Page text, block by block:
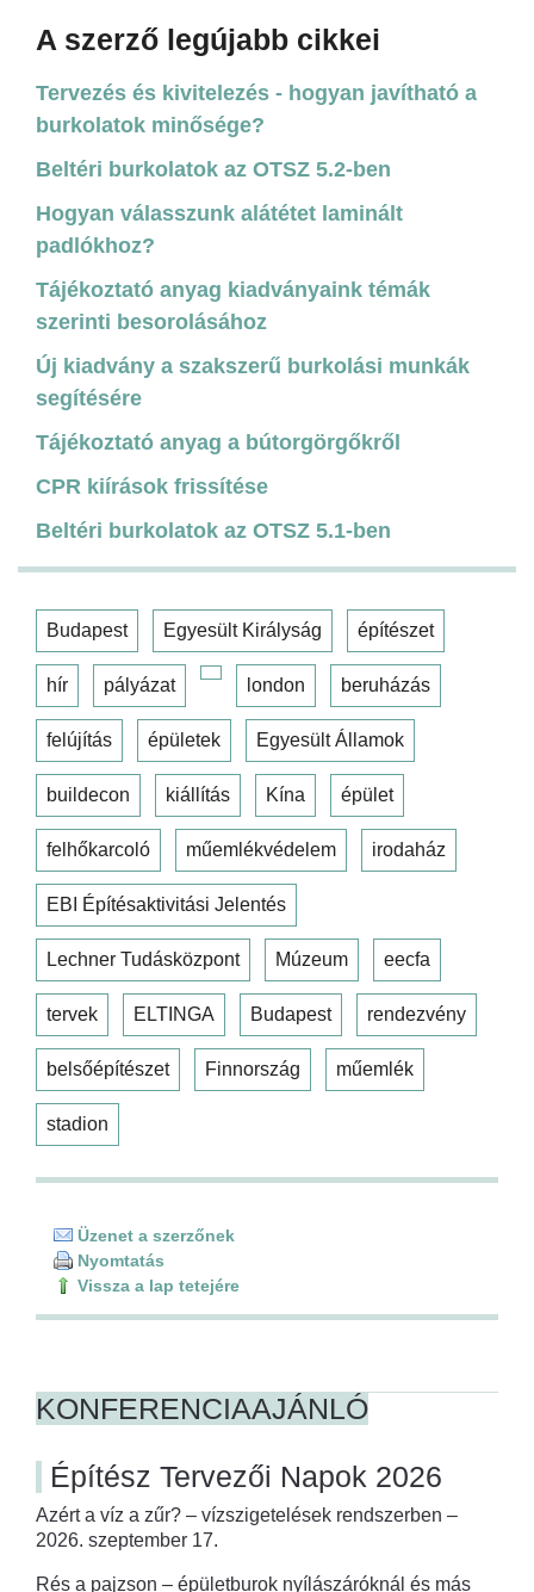
A szerző legújabb cikkei
Tervezés és kivitelezés - hogyan javítható a
burkolatok minősége?
Beltéri burkolatok az OTSZ 5.2-ben
Hogyan válasszunk alátétet laminált
padlókhoz?
Tájékoztató anyag kiadványaink témák
szerinti besorolásához
Új kiadvány a szakszerű burkolási munkák
segítésére
Tájékoztató anyag a bútorgörgőkről
CPR kiírások frissítése
Beltéri burkolatok az OTSZ 5.1-ben
Budapest Egyesült Királyság építészet
hír pályázat london beruházás
felújítás épületek Egyesült Államok
buildecon kiállítás Kína épület
felhőkarcoló műemlékvédelem irodaház
EBI Építésaktivitási Jelentés
Lechner Tudásközpont Múzeum eecfa
tervek ELTINGA Budapest rendezvény
belsőépítészet Finnország műemlék
stadion
Üzenet a szerzőnek
Nyomtatás
Vissza a lap tetejére
KONFERENCIAAJÁNLÓ
Építész Tervezői Napok 2026
Azért a víz a zűr? – vízszigetelések rendszerben –
2026. szeptember 17.
Rés a pajzson – épületburok nyílászáróknál és más